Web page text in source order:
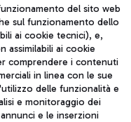
Fiumicino da Roma
del sito web
sul funzionamento dello
ai cookie tecnici), e,
assimilabili ai cookie
comprendere i contenuti
in linea con le sue
delle funzionalità e
e monitoraggio dei
e le inserzioni